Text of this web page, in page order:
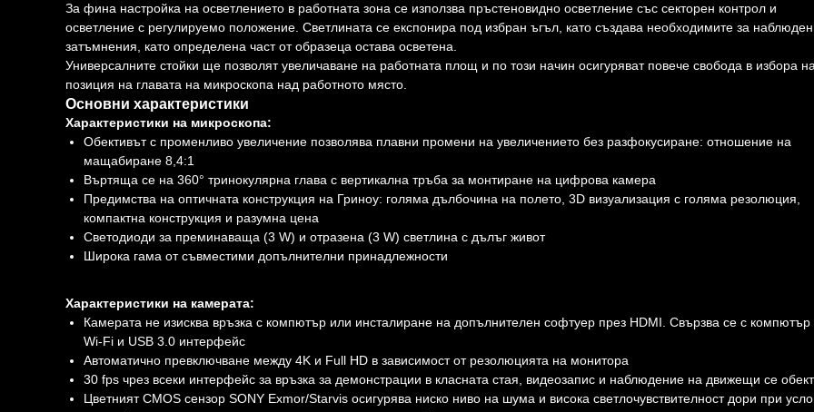
За фина настройка на осветлението в работната зона се използва пръстеновидно осветление със секторен контрол и
осветление с регулируемо положение. Светлината се експонира под избран ъгъл, като създава необходимите за
затъмнения, като определена част от образеца остава осветена.
Универсалните стойки ще позволят увеличаване на работната площ и по този начин осигуряват повече свобода в избора
позиция на главата на микроскопа над работното място.
Основни характеристики
Характеристики на микроскопа:
Обективът с променливо увеличение позволява плавни промени на увеличението без разфокусиране: отношение на
мащабиране 8,4:1
Въртяща се на 360° тринокулярна глава с вертикална тръба за монтиране на цифрова камера
Предимства на оптичната конструкция на Гриноу: голяма дълбочина на полето, 3D визуализация с голяма резолюция,
компактна конструкция и разумна цена
Светодиоди за преминаваща (3 W) и отразена (3 W) светлина с дълъг живот
Широка гама от съвместими допълнителни принадлежности
Характеристики на камерата:
Камерата не изисква връзка с компютър или инсталиране на допълнителен софтуер през HDMI. Свързва се с компютър
Wi-Fi и USB 3.0 интерфейс
Автоматично превключване между 4K и Full HD в зависимост от резолюцията на монитора
30 fps чрез всеки интерфейс за връзка за демонстрации в класната стая, видеозапис и наблюдение на движещи се
Цветният CMOS сензор SONY Exmor/Starvis осигурява ниско ниво на шума и висока светлочувствителност дори при